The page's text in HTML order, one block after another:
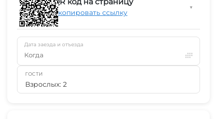
Скопировать ссылку
▼
Дата заезда и отъезда
Когда
ГОСТИ
Взрослых: 2